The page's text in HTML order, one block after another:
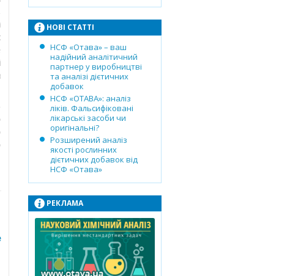
НОВІ СТАТТІ
НСФ «Отава» – ваш
надійний аналітичний
партнер у виробництві
та аналізі дієтичних
добавок
НСФ «ОТАВА»: аналіз
ліків. Фальсифіковані
лікарські засоби чи
оригінальні?
Розширений аналіз
якості рослинних
дієтичних добавок від
НСФ «Отава»
РЕКЛАМА